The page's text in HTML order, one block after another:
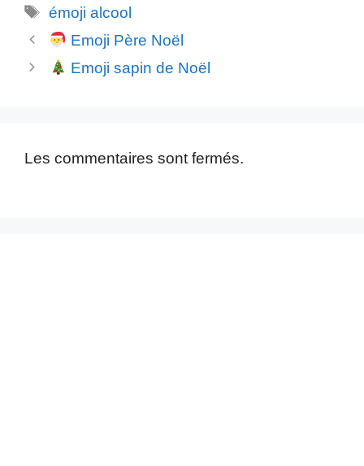
Étiquettes
émoji alcool
Emoji Père Noël
Emoji sapin de Noël
Les commentaires sont fermés.